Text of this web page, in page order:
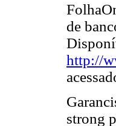
de
http://
strong